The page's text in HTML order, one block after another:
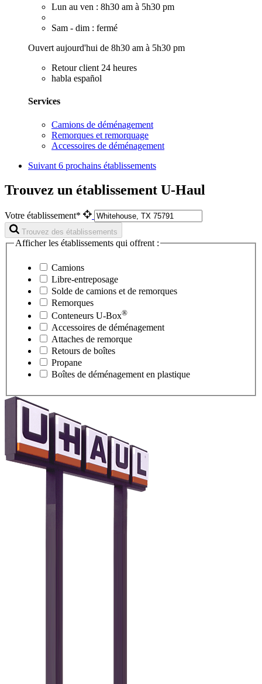
Lun au ven : 8h30 am à 5h30 pm
Sam - dim : fermé
Ouvert aujourd'hui de 8h30 am à 5h30 pm
Retour client 24 heures
habla español
Services
Camions de déménagement
Remorques et remorquage
Accessoires de déménagement
Suivant 6 prochains établissements
Trouvez un établissement U-Haul
Votre établissement*
Trouvez des établissements
Afficher les établissements qui offrent :
Camions
Libre-entreposage
Solde de camions et de remorques
Remorques
Conteneurs U-Box®
Accessoires de déménagement
Attaches de remorque
Retours de boîtes
Propane
Boîtes de déménagement en plastique